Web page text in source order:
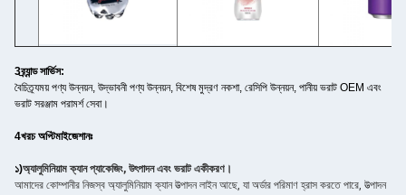
3ব্র্যান্ড সার্ভিস:
বৈচিত্র্যময় পণ্য উন্নয়ন, উদ্ভাবনী পণ্য উন্নয়ন, বিশেষ মুদ্রণ নকশা, রেসিপি উন্নয়ন, পানীয় ভরাট OEM এবং
ভরাট সরঞ্জাম পরামর্শ সেবা।
4খরচ অপ্টিমাইজেশানঃ
১)অ্যালুমিনিয়াম ক্যান প্যাকেজিং, উৎপাদন এবং ভরাট একীকরণ।
আমাদের কোম্পানীর নিজস্ব অ্যালুমিনিয়াম ক্যান উত্পাদন লাইন আছে, যা অর্ডার পরিমাণ হ্রাস করতে পারে, উত্পাদন